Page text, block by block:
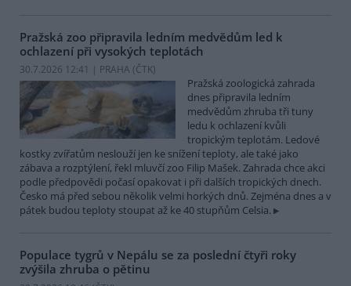
Pražská zoo připravila ledním medvědům led k
ochlazení při vysokých teplotách
30.7.2026 12:41 | PRAHA (ČTK)
Pražská zoologická zahrada
dnes připravila ledním
medvědům zhruba tři tuny
ledu k ochlazení kvůli
tropickým teplotám. Ledové
kostky zvířatům neslouží jen ke snížení teploty, ale také jako
zábava a rozptýlení, řekl mluvčí zoo Filip Mašek. Zahrada chce akci
podle předpovědi počasí opakovat i při dalších tropických dnech.
Česko má před sebou několik velmi horkých dnů. Zejména dnes a v
pátek budou teploty stoupat až ke 40 stupňům Celsia.
Populace tygrů v Nepálu se za poslední čtyři roky
zvýšila zhruba o pětinu